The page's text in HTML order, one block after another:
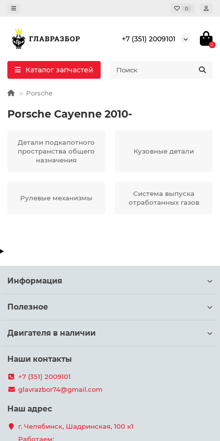
0
+7 (351) 2009101
0
Каталог запчастей
Porsche
Porsche Cayenne 2010-
Детали подкапотного
пространства общего
назначения
Кузовные детали
Рулевые механизмы
Система выпуска
отработанных газов
Информация
Полезное
Двигателя в наличии
Наши контакты
+7 (351) 2009101
glavrazbor74@gmail.com
Наш адрес
г. Челябинск, Шадринская, 100 к1
Работаем: